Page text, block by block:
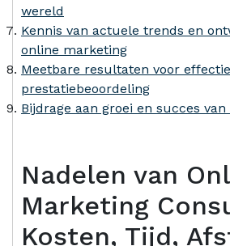
wereld
Kennis van actuele trends en
online marketing
Meetbare resultaten voor
prestatiebeoordeling
Bijdrage aan groei en succes
Nadelen van
Marketing
Kosten, Tijd,